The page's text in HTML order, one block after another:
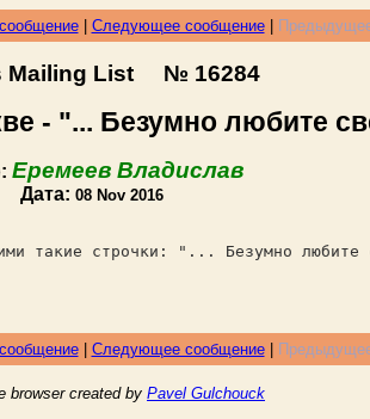
| Следующее сообщение|
Mailing List № 16284
- "... Безумно любите
Еремеев Владислав
Дата: 08 Nov 2016
такие строчки: "... Безумно
| Следующее сообщение|
browser created by Pavel Gulchouck